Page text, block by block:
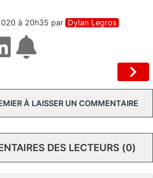
à 20h35 par Dylan Legros
À LAISSER UN COMMENTAIRE
DES LECTEURS (0)